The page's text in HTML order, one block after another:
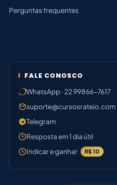
Perguntas frequentes
FALE CONOSCO
WhatsApp · 22 99866-7617
suporte@cursosrateio.com
Telegram
Resposta em 1 dia útil
Indicar e ganhar
R$ 10